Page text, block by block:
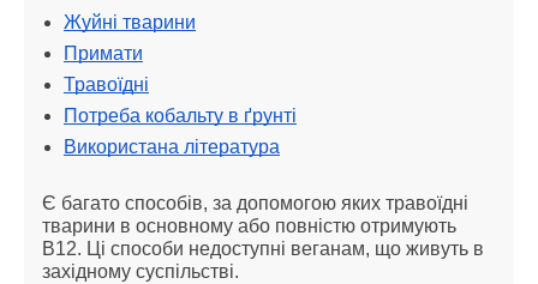
Жуйні тварини
Примати
Травоїдні
Потреба кобальту в ґрунті
Використана література
Є багато способів, за допомогою яких травоїдні
тварини в основному або повністю отримують
B12. Ці способи недоступні веганам, що живуть в
західному суспільстві.